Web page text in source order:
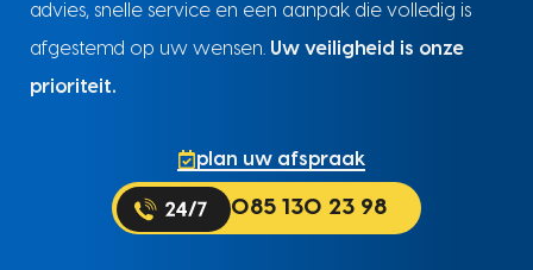
advies, snelle service en een aanpak die volledig is
afgestemd op uw wensen. Uw veiligheid is onze
prioriteit.
plan uw afspraak
085 130 23 98